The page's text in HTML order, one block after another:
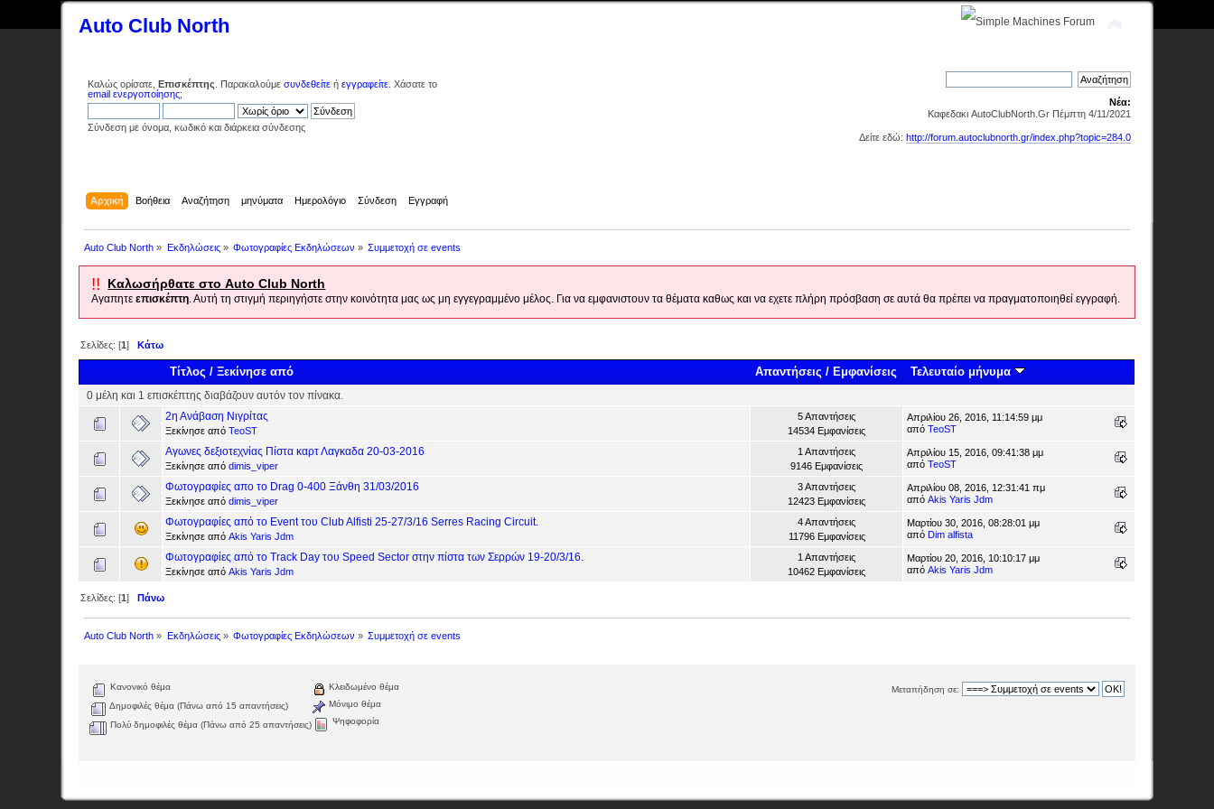
Auto Club North
Καλώς ορίσατε,Επισκέπτης . Παρακαλούμεσυνδεθείτε ήεγγραφείτε . Χάσατε το
email ενεργοποίησης;
Σύνδεση με όνομα, κωδικό και διάρκεια σύνδεσης
Νέα:
Καφεδακι AutoClubNorth.Gr Πέμπτη 4/11/2021
Δείτε εδώ: http://forum.autoclubnorth.gr/index.php?topic=284.0
Αρχική Βοήθεια Αναζήτηση μηνύματα Ημερολόγιο Σύνδεση Εγγραφή
Auto Club North » Εκδηλώσεις» Φωτογραφίες Εκδηλώσεων » Συμμετοχή σε events
!! Καλωσήρθατε στο Auto Club North
Αγαπητε επισκέπτη. Αυτή τη στιγμή περιηγήστε στην κοινότητα μας ως μη εγγεγραμμένο μέλος. Για να εμφανιστουν τα θέματα καθως και να εχετε πλήρη πρόσβαση σε αυτά θα πρέπει να πραγματοποιηθεί εγγραφή.
Σελίδες: [1]Κάτω
Τίτλος /Ξεκίνησε από Απαντήσεις / Εμφανίσεις Τελευταίο μήνυμα
0 μέλη και 1 επισκέπτης διαβάζουν αυτόν τον πίνακα.
2η Ανάβαση Νιγρίτας
Ξεκίνησε απόTeoST
5 Απαντήσεις
14534 Εμφανίσεις
Απριλίου 26, 2016, 11:14:59 μμ
απόTeoST
Αγωνες δεξιοτεχνίας Πίστα καρτ Λαγκαδα 20-03-2016
Ξεκίνησε απόdimis_viper
1 Απαντήσεις
9146 Εμφανίσεις
Απριλίου 15, 2016, 09:41:38 μμ
απόTeoST
Φωτογραφίες απο το Drag 0-400 Ξάνθη 31/03/2016
Ξεκίνησε απόdimis_viper
3 Απαντήσεις
12423 Εμφανίσεις
Απριλίου 08, 2016, 12:31:41 πμ
απόAkis Yaris Jdm
Φωτογραφίες από το Event του Club Alfisti 25-27/3/16 Serres Racing Circuit.
Ξεκίνησε απόAkis Yaris Jdm
4 Απαντήσεις
11796 Εμφανίσεις
Μαρτίου 30, 2016, 08:28:01 μμ
από Dim alfista
Φωτογραφίες από το Track Day του Speed Sector στην πίστα των Σερρών 19-20/3/16.
Ξεκίνησε απόAkis Yaris Jdm
1 Απαντήσεις
10462 Εμφανίσεις
Μαρτίου 20, 2016, 10:10:17 μμ
απόAkis Yaris Jdm
Σελίδες: [1]Πάνω
Auto Club North » Εκδηλώσεις» Φωτογραφίες Εκδηλώσεων » Συμμετοχή σε events
Μεταπήδηση σε:
Κανονικό θέμα
Δημοφιλές θέμα (Πάνω από 15 απαντήσεις)
Πολύ δημοφιλές θέμα (Πάνω από 25 απαντήσεις)
Κλειδωμένο θέμα
Μόνιμο θέμα
Ψηφοφορία